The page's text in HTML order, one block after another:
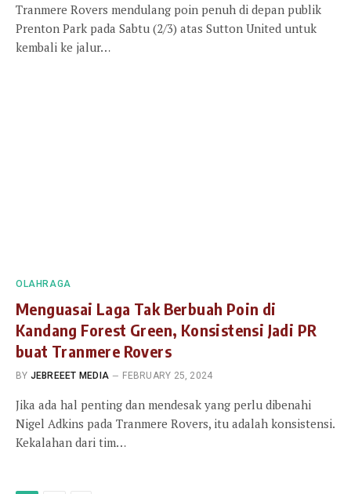
Tranmere Rovers mendulang poin penuh di depan publik
Prenton Park pada Sabtu (2/3) atas Sutton United untuk
kembali ke jalur…
OLAHRAGA
Menguasai Laga Tak Berbuah Poin di
Kandang Forest Green, Konsistensi Jadi PR
buat Tranmere Rovers
BY JEBREEET MEDIA FEBRUARY 25, 2024
Jika ada hal penting dan mendesak yang perlu dibenahi
Nigel Adkins pada Tranmere Rovers, itu adalah konsistensi.
Kekalahan dari tim…